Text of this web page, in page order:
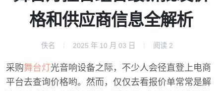
格和供应商信息全解析
佚名 2025 年 10 月 03 日 阅读 2
采购舞台灯光音响设备之际，不少人会径直登上电商
平台去查询价格哟。然而，仅仅去看报价单常常是解